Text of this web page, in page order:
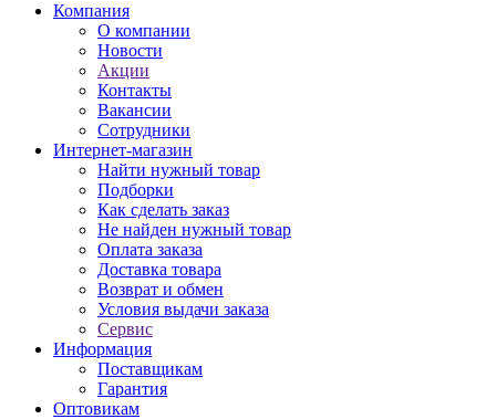
Компания
О компании
Новости
Акции
Контакты
Вакансии
Сотрудники
Интернет-магазин
Найти нужный товар
Подборки
Как сделать заказ
Не найден нужный товар
Оплата заказа
Доставка товара
Возврат и обмен
Условия выдачи заказа
Сервис
Информация
Поставщикам
Гарантия
Оптовикам